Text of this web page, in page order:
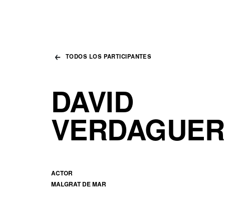
TODOS LOS PARTICIPANTES
DAVID
VERDAGUER
ACTOR
MALGRAT DE MAR